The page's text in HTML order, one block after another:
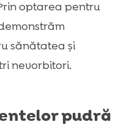
optarea pentru
sănătatea și
nevorbitori.
pudră